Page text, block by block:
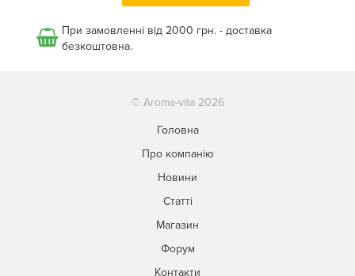
При замовленні від 2000 грн. - доставка
безкоштовна.
© Aroma-vita 2026
Головна
Про компанію
Новини
Статті
Магазин
Форум
Контакти